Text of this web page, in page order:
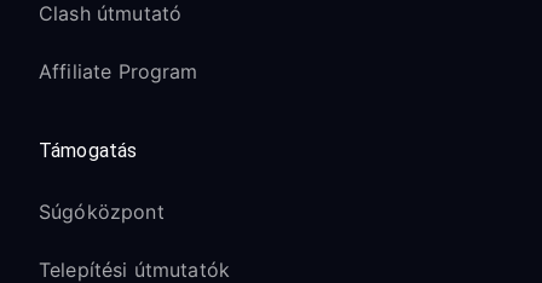
Clash útmutató
Affiliate Program
Támogatás
Súgóközpont
Telepítési útmutatók